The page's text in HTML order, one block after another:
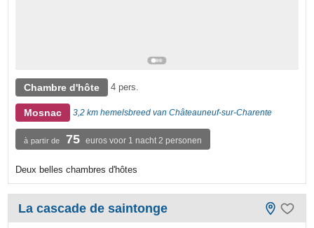
Chambre d'hôte 4 pers.
Mosnac 3,2 km hemelsbreed van Châteauneuf-sur-Charente
à partir de 75 euros voor 1 nacht 2 personen
Deux belles chambres d'hôtes
La cascade de saintonge